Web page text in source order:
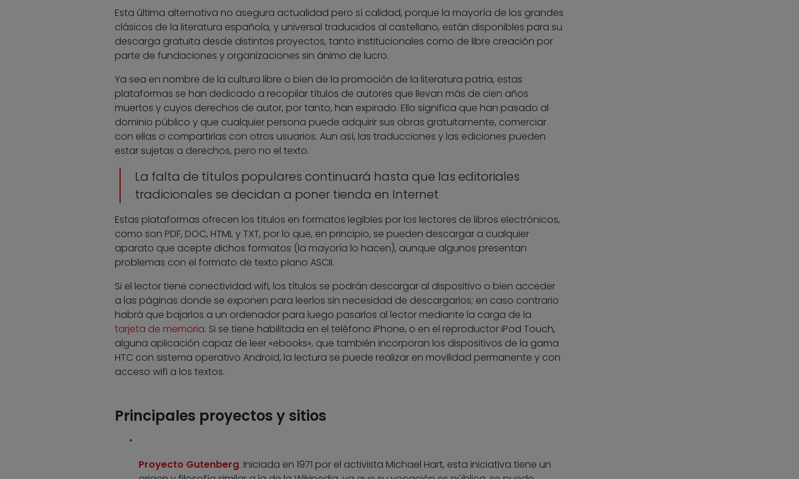
Esta última alternativa no asegura actualidad pero sí calidad, porque la mayoría de los grandes
clásicos de la literatura española, y universal traducidos al castellano, están disponibles para su
descarga gratuita desde distintos proyectos, tanto institucionales como de libre creación por
parte de fundaciones y organizaciones sin ánimo de lucro.
Ya sea en nombre de la cultura libre o bien de la promoción de la literatura patria, estas
plataformas se han dedicado a recopilar títulos de autores que llevan más de cien años
muertos y cuyos derechos de autor, por tanto, han expirado. Ello significa que han pasado al
dominio público y que cualquier persona puede adquirir sus obras gratuitamente, comerciar
con ellas o compartirlas con otros usuarios. Aun así, las traducciones y las ediciones pueden
estar sujetas a derechos, pero no el texto.
La falta de títulos populares continuará hasta que las editoriales
tradicionales se decidan a poner tienda en Internet
Estas plataformas ofrecen los títulos en formatos legibles por los lectores de libros electrónicos,
como son PDF, DOC, HTML y TXT, por lo que, en principio, se pueden descargar a cualquier
aparato que acepte dichos formatos (la mayoría lo hacen), aunque algunos presentan
problemas con el formato de texto plano ASCII.
Si el lector tiene conectividad wifi, los títulos se podrán descargar al dispositivo o bien acceder
a las páginas donde se exponen para leerlos sin necesidad de descargarlos; en caso contrario
habrá que bajarlos a un ordenador para luego pasarlos al lector mediante la carga de la
tarjeta de memoria. Si se tiene habilitada en el teléfono iPhone, o en el reproductor iPod Touch,
alguna aplicación capaz de leer «ebooks», que también incorporan los dispositivos de la gama
HTC con sistema operativo Android, la lectura se puede realizar en movilidad permanente y con
acceso wifi a los textos.
Principales proyectos y sitios
Proyecto Gutenberg. Iniciada en 1971 por el activista Michael Hart, esta iniciativa tiene un